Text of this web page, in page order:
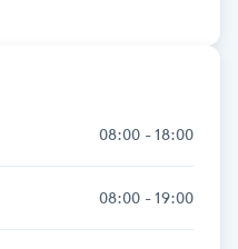
08:00 - 18:00
08:00 - 19:00